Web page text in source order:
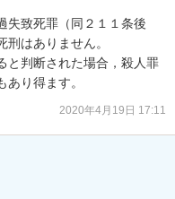
失致死罪（同２１１条後
はありません。
と判断された場合，殺人罪
り得ます。
2020年4月19日 17:11